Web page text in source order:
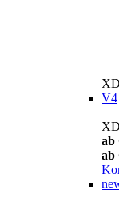
V4
ab
ab